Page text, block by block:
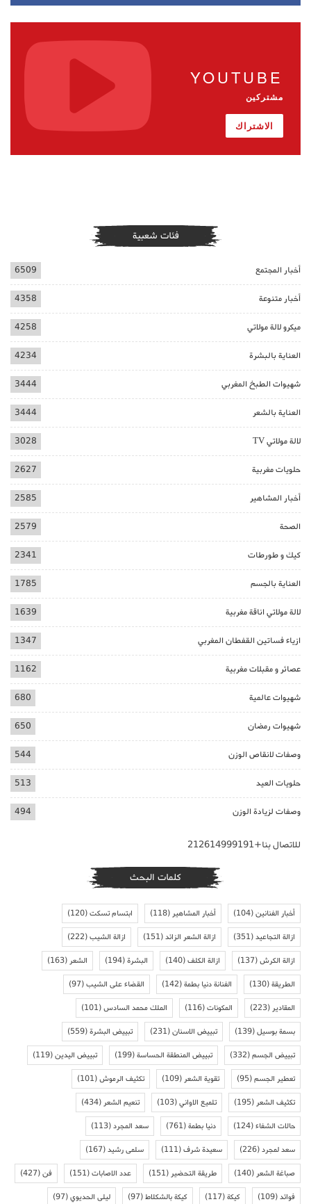
YOUTUBE
مشتركين
الاشتراك
فئات شعبية
أخبار المجتمع 6509
أخبار متنوعة 4358
ميكرو لالة مولاتي 4258
العناية بالبشرة 4234
شهيوات الطبخ المغربي 3444
العناية بالشعر 3444
لالة مولاتي TV 3028
حلويات مغربية 2627
أخبار المشاهير 2585
الصحة 2579
كيك و طورطات 2341
العناية بالجسم 1785
لالة مولاتي اناقة مغربية 1639
ازياء فساتين القفطان المغربي 1347
عصائر و مقبلات مغربية 1162
شهيوات عالمية 680
شهيوات رمضان 650
وصفات لانقاص الوزن 544
حلويات العيد 513
وصفات لزيادة الوزن 494
للاتصال بنا+212614999191
كلمات البحث
أخبار الفنانين(104) أخبار المشاهير(118) ابتسام تسكت(120)
ازالة التجاعيد(351) ازالة الشعر الزائد(151) ازالة الشيب(222)
ازالة الكرش(137) ازالة الكلف(140) البشرة(194) الشعر(163)
الطريقة(130) الفنانة دنيا بطمة(142) القضاء على الشيب(97)
المقادير(223) المكونات(116) الملك محمد السادس(101)
بسمة بوسيل(139) تبييض الاسنان(231) تبييض البشرة(559)
تبييض الجسم(332) تبييض المنطقة الحساسة(199) تبييض اليدين(119)
تعطير الجسم(95) تقوية الشعر(109) تكثيف الرموش(101)
تكثيف الشعر(195) تلميع الاواني(103) تنعيم الشعر(434)
حالات الشفاء(124) دنيا بطمة(761) سعد المجرد(113)
سعد لمجرد(226) سعيدة شرف(111) سلمى رشيد(167)
صباغة الشعر(140) طريقة التحضير(151) عدد الاصابات(151) فن(427)
فوائد(109) كيكة(117) كيكة بالشكلاط(97) ليلى الحديوي(97)